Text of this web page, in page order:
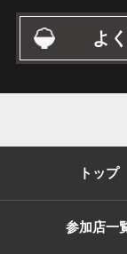
よ
トップ
参加店一